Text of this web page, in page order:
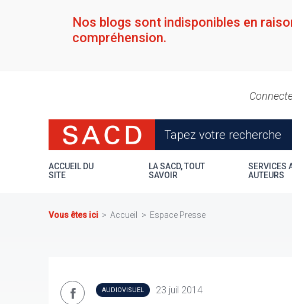
Nos blogs sont indisponibles en
compréhension.
ACCUEIL DU
SITE
LA SACD, TOUT
SAVOIR
SERVICES
AUTEURS
Vous êtes ici Accueil Espace Presse
AUDIOVISUEL 23 juil 2014